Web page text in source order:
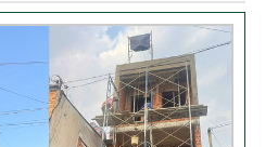
Khách hàng đánh giá dịch vụ
xây dựng của TLT